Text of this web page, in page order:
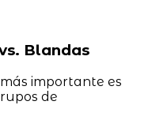
Blandas
importante es
de